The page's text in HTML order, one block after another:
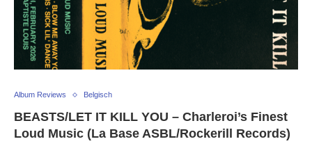
Album Reviews Belgisch
BEASTS/LET IT KILL YOU – Charleroi’s Finest
Loud Music (La Base ASBL/Rockerill Records)